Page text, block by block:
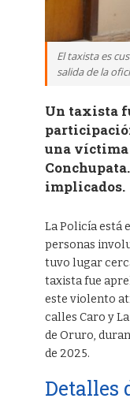
El taxista es
salida de la
Un taxista
una víctima
implicados.
La Policía está
personas
tuvo lugar
taxista fue
este violento
calles Caro y
de Oruro,
de 2025.
Detalles